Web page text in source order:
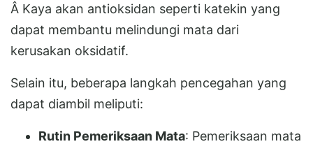
Â Kaya akan antioksidan seperti katekin yang
dapat membantu melindungi mata dari
kerusakan oksidatif.
Selain itu, beberapa langkah pencegahan yang
dapat diambil meliputi:
Rutin Pemeriksaan Mata: Pemeriksaan mata